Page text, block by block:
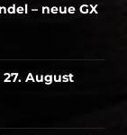
– neue GX
27. August